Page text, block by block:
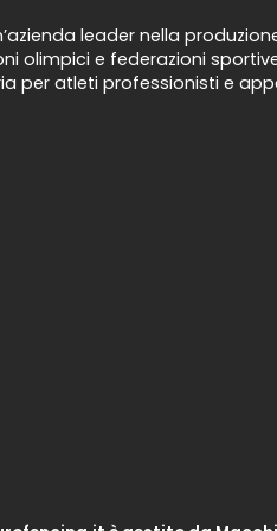
leader nella
olimpici e federazioni
per atleti professionisti e